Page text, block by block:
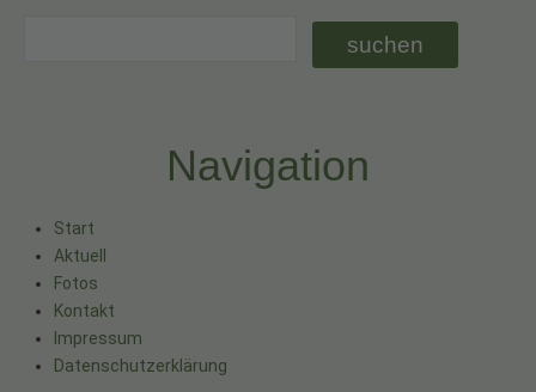
Navigation
Start
Aktuell
Fotos
Kontakt
Impressum
Datenschutzerklärung